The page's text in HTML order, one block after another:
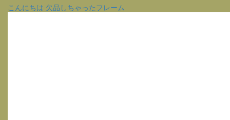
こんにちは 欠品しちゃったフレーム